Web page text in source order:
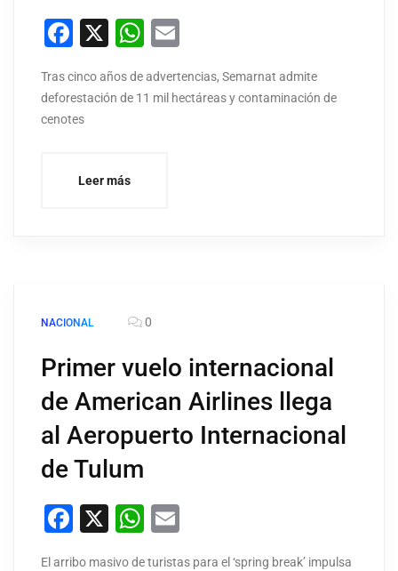
Facebook
X WhatsApp
Tras cinco años de advertencias, Semarnat admite
deforestación de 11 mil hectáreas y contaminación de
cenotes
Leer más
NACIONAL 0
Primer vuelo internacional
de American Airlines llega
al Aeropuerto Internacional
de Tulum
Facebook
X WhatsApp
El arribo masivo de turistas para el ‘spring break’ impulsa